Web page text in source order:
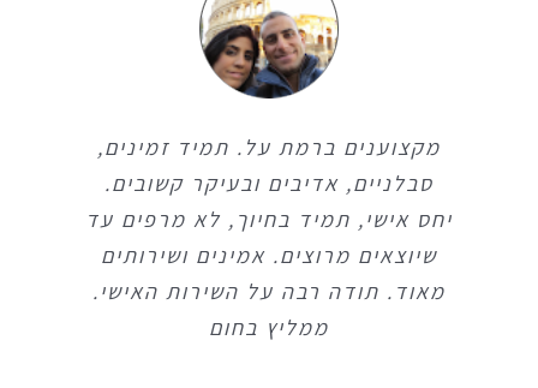
מקצוענים ברמת על. תמיד זמינים,
סבלניים, אדיבים ובעיקר קשובים.
יחס אישי, תמיד בחיוך, לא מרפים עד
שיוצאים מרוצים. אמינים ושירותים
מאוד. תודה רבה על השירות האישי.
ממליץ בחום
מקצוענים ברמת על. תמיד זמינים,
סבלניים, אדיבים ובעיקר קשובים.
יחס אישי, תמיד בחיוך, לא מרפים עד
שיוצאים מרוצים. אמינים ושירותים
מאוד. תודה רבה על השירות האישי.
ממליץ בחום